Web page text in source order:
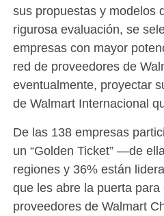
sus propuestas y modelos
rigurosa evaluación, se
empresas con mayor
red de proveedores de
eventualmente, proyectar
de Walmart Internacional
De las 138 empresas
un “Golden Ticket” —de
regiones y 36% están
que les abre la puerta para
proveedores de Walmart